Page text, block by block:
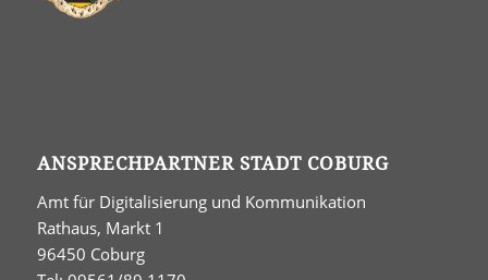
ANSPRECHPARTNER STADT COBURG
Amt für Digitalisierung und Kommunikation
Rathaus, Markt 1
96450 Coburg